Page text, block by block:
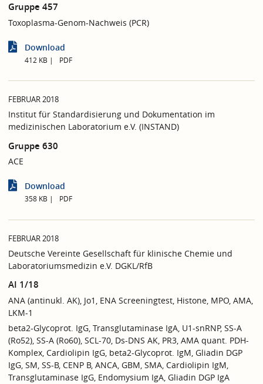
Gruppe 457
Toxoplasma-Genom-Nachweis (PCR)
Download
412 KB PDF
FEBRUAR 2018
Institut für Standardisierung und Dokumentation im
medizinischen Laboratorium e.V. (INSTAND)
Gruppe 630
ACE
Download
358 KB PDF
FEBRUAR 2018
Deutsche Vereinte Gesellschaft für klinische Chemie und
Laboratoriumsmedizin e.V. DGKL/RfB
AI 1/18
ANA (antinukl. AK), Jo1, ENA Screeningtest, Histone, MPO, AMA,
LKM-1
beta2-Glycoprot. IgG, Transglutaminase IgA, U1-snRNP, SS-A
(Ro52), SS-A (Ro60), SCL-70, Ds-DNS AK, PR3, AMA quant. PDH-
Komplex, Cardiolipin IgG, beta2-Glycoprot. IgM, Gliadin DGP
IgG, SM, SS-B, CENP B, ANCA, GBM, SMA, Cardiolipin IgM,
Transglutaminase IgG, Endomysium IgA, Gliadin DGP IgA